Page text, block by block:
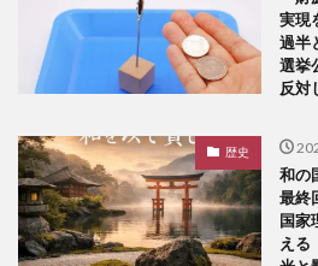
実
過半
選挙
反対
歴史
和の
最終
国家
え